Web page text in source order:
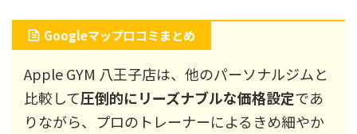
Googleマップ口コミまとめ
Apple GYM 八王子店は、他のパーソナルジムと
比較して圧倒的にリーズナブルな価格設定であ
りながら、プロのトレーナーによるきめ細やか